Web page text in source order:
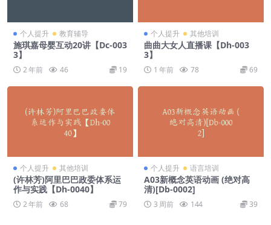
个人提升 教育辅导
施琪嘉母婴互动20讲【Dc-003
3】
2 年前 46 19
个人提升 其他培训
曲曲大女人直播课【Dh-003
3】
1 年前 78 69
个人提升 其他培训
(许林芳)阿里巴巴政委体系运
作与实践【Dh-0040】
2 年前 68 79
个人提升 语言培训
A03新概念英语动画 (绝对高
清)[Db-0002]
3 周前 144 39